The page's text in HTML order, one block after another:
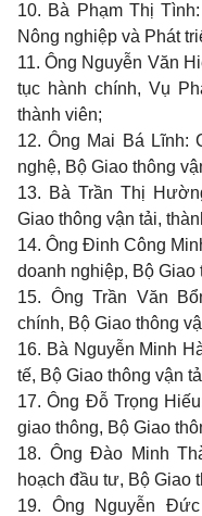
10. Bà Phạm Thị
Nông nghiệp và Phát
11. Ông Nguyễn Văn
tục hành chính, Vụ
thành viên;
12. Ông Mai Bá Lĩnh:
nghệ, Bộ Giao thông
13. Bà Trần Thị
Giao thông vận tải,
14. Ông Đinh Công
doanh nghiệp, Bộ Giao
15. Ông Trần Văn
chính, Bộ Giao thông
16. Bà Nguyễn Minh
tế, Bộ Giao thông vận
17. Ông Đỗ Trọng
giao thông, Bộ Giao
18. Ông Đào Minh
hoạch đầu tư, Bộ Giao
19. Ông Nguyễn